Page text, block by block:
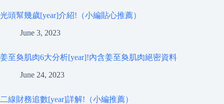
光頭幫幾歲[year]介紹!（小編貼心推薦）
June 3, 2023
姜至奐肌肉6大分析[year]!內含姜至奐肌肉絕密資料
June 24, 2023
二線財務追數[year]詳解!（小編推薦）